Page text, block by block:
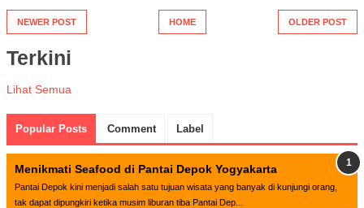
NEWER POST OLDER POST
HOME
Terkini
Lihat Semua
Popular Posts Comment Label
Menikmati Seafood di Pantai Depok Yogyakarta
Pantai Depok kini menjadi salah satu tujuan wisata yang banyak di kunjungi orang,
tak dapat dipungkiri ketika musim liburan tiba Pantai Dep...